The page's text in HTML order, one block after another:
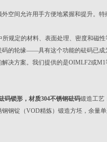
空间允许用手方便地紧握和提升。
所规定的材料、表面处理、密度和磁
码的轮缘——具有这个功能的砝码已成
决方案。我们提供的是OIMLF2或M1
码锁形，材质304不锈钢砝码锻造工艺
钢钢锭（VOD精炼）锻造方坯，余量